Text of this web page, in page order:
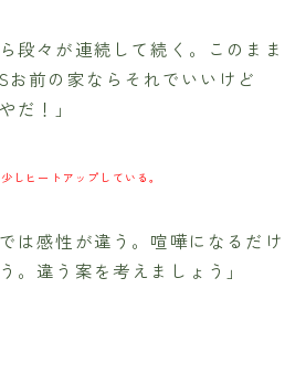
段々が連続して続く。このまま
お前の家ならそれでいいけど
だ！」
しヒートアップしている。
は感性が違う。喧嘩になるだけ
。違う案を考えましょう」